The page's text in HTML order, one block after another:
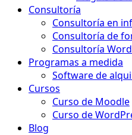
Consultoría
Consultoría en
Consultoría de
Consultoría
Programas a medida
Software de
Cursos
Curso de Moodle
Curso de
Blog